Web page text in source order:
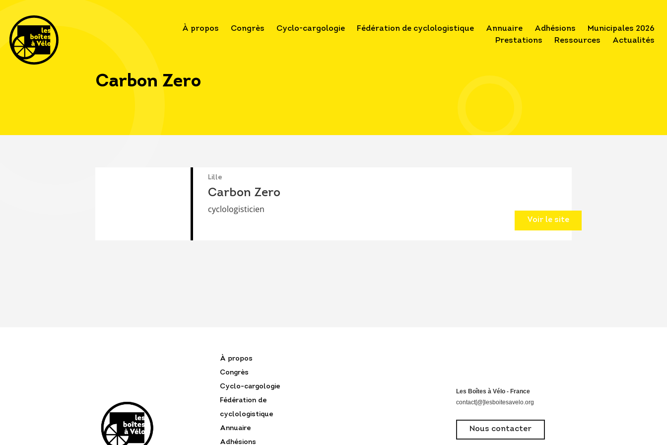
À propos Congrès Cyclo-cargologie Fédération de cyclologistique Annuaire Adhésions
Municipales 2026
Prestations
Ressources Actualités
Carbon Zero
Lille
Carbon Zero
cyclologisticien
Voir le site
À propos
Congrès
Cyclo-cargologie
Fédération de
cyclologistique
Annuaire
Adhésions
Les Boîtes à Vélo - France
contact[@]lesboitesavelo.org
Nous contacter